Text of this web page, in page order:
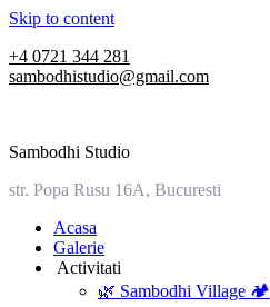
Skip to content
+4 0721 344 281
sambodhistudio@gmail.com
Sambodhi Studio
str. Popa Rusu 16A, Bucuresti
‎Acasa
Galerie
‎ ‎Activitati‎
🌿 Sambodhi Village 🏕️